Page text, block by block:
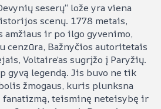
seserų“ lože yra viena
scenų. 1778 metais,
amžiaus ir po ilgo gyvenimo,
cenzūra, Bažnyčios autoritetais
Voltaire’as sugrįžo į Paryžių.
gyvą legendą. Jis buvo ne tik
žmogaus, kuris plunksna
teisminę neteisybę ir